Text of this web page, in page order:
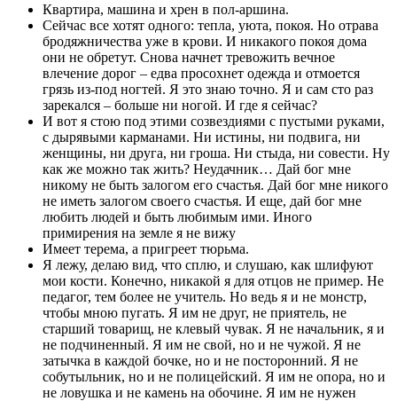
Квартира, машина и хрен в пол-аршина.
Сейчас все хотят одного: тепла, уюта, покоя. Но отрава
бродяжничества уже в крови. И никакого покоя дома
они не обретут. Снова начнет тревожить вечное
влечение дорог – едва просохнет одежда и отмоется
грязь из-под ногтей. Я это знаю точно. Я и сам сто раз
зарекался – больше ни ногой. И где я сейчас?
И вот я стою под этими созвездиями с пустыми руками,
с дырявыми карманами. Ни истины, ни подвига, ни
женщины, ни друга, ни гроша. Ни стыда, ни совести. Ну
как же можно так жить? Неудачник… Дай бог мне
никому не быть залогом его счастья. Дай бог мне никого
не иметь залогом своего счастья. И еще, дай бог мне
любить людей и быть любимым ими. Иного
примирения на земле я не вижу
Имеет терема, а пригреет тюрьма.
Я лежу, делаю вид, что сплю, и слушаю, как шлифуют
мои кости. Конечно, никакой я для отцов не пример. Не
педагог, тем более не учитель. Но ведь я и не монстр,
чтобы мною пугать. Я им не друг, не приятель, не
старший товарищ, не клевый чувак. Я не начальник, я и
не подчиненный. Я им не свой, но и не чужой. Я не
затычка в каждой бочке, но и не посторонний. Я не
собутыльник, но и не полицейский. Я им не опора, но и
не ловушка и не камень на обочине. Я им не нужен